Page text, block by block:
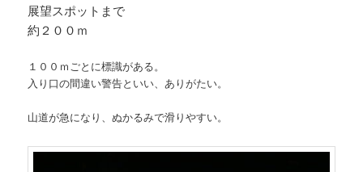
展望スポットまで
約２００ｍ
１００ｍごとに標識がある。
入り口の間違い警告といい、ありがたい。
山道が急になり、ぬかるみで滑りやすい。